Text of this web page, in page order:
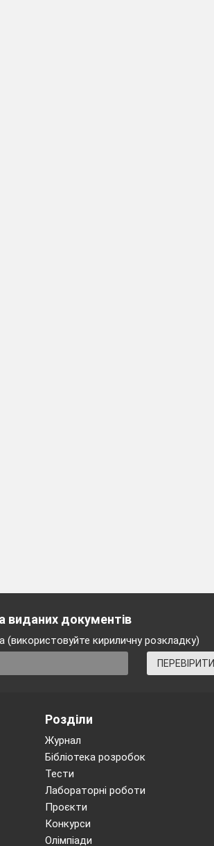
виданих документів
кириличну розкладку)
ПЕРЕВІРИТИ
Розділи
Журнал
Бібліотека розробок
Тести
Лабораторні роботи
Проєкти
Конкурси
Олімпіади